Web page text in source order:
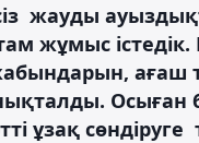
жауды
жұмыс
Осыған
ұзақ сөндіруге